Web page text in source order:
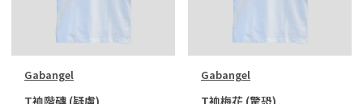
Gabangel
T裇階磚 (疑慮)
Gabangel
T裇梅花 (驚恐)